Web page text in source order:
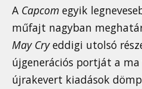
A Capcom egyik
műfajt nagyban
May Cryeddigi utolsó
újgenerációs portját a
újrakevert kiadások